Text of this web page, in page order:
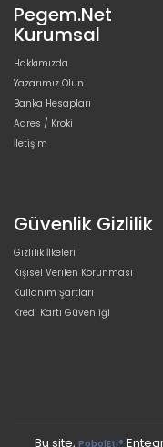
Pegem.Net
Kurumsal
Hakkımızda
Yazarımız Olun
Banka Hesapları
Adres / Kroki
İletişim
Güvenlik Gizlilik
Gizlilik İlkeleri
Kişisel Verilen Korunması
Kullanım Şartları
Kredi Kartı Güvenliği
Bu site, PobolEti®